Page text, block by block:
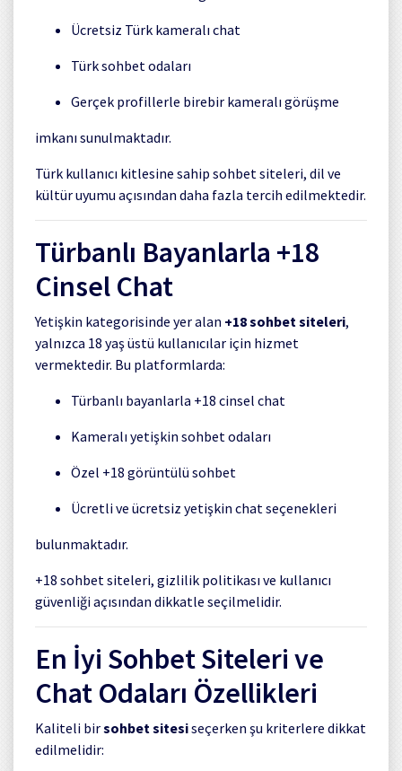
Ücretsiz Türk kameralı chat
Türk sohbet odaları
Gerçek profillerle birebir kameralı görüşme
imkanı sunulmaktadır.
Türk kullanıcı kitlesine sahip sohbet siteleri, dil ve
kültür uyumu açısından daha fazla tercih edilmektedir.
Türbanlı Bayanlarla +18
Cinsel Chat
Yetişkin kategorisinde yer alan +18 sohbet siteleri,
yalnızca 18 yaş üstü kullanıcılar için hizmet
vermektedir. Bu platformlarda:
Türbanlı bayanlarla +18 cinsel chat
Kameralı yetişkin sohbet odaları
Özel +18 görüntülü sohbet
Ücretli ve ücretsiz yetişkin chat seçenekleri
bulunmaktadır.
+18 sohbet siteleri, gizlilik politikası ve kullanıcı
güvenliği açısından dikkatle seçilmelidir.
En İyi Sohbet Siteleri ve
Chat Odaları Özellikleri
Kaliteli birsohbet sitesiseçerken şu kriterlere dikkat
edilmelidir: